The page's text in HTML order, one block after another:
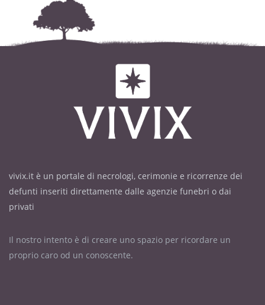
vivix.it è un portale di necrologi, cerimonie e ricorrenze dei
defunti inseriti direttamente dalle agenzie funebri o dai
privati
Il nostro intento è di creare uno spazio per ricordare un
proprio caro od un conoscente.